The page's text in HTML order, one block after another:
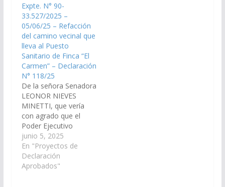
instalación de
reductores de
Velocidad sobre la
Ruta Provincial N° 94
Km 1, en
inmediaciones de la…
Expte. N° 90-
33.527/2025 –
05/06/25 – Refacción
del camino vecinal que
lleva al Puesto
Sanitario de Finca “El
Carmen” – Declaración
N° 118/25
De la señora Senadora
LEONOR NIEVES
MINETTI, que vería
con agrado que el
Poder Ejecutivo
Provincial a través de
la Dirección de Vialidad
de Salta, disponga las
medidas y recursos
junio 5, 2025
En "Proyectos de
Declaración
Aprobados"